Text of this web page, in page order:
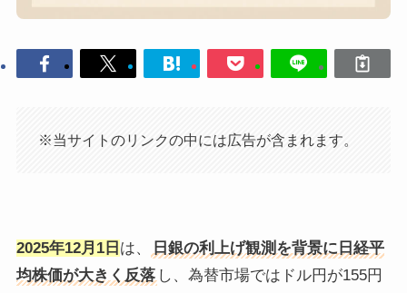
※当サイトのリンクの中には広告が含まれます。
2025年12月1日 は、
日銀の利上げ観測を背景に日経平
均株価が大きく反落 し、為替市場ではドル円が155円